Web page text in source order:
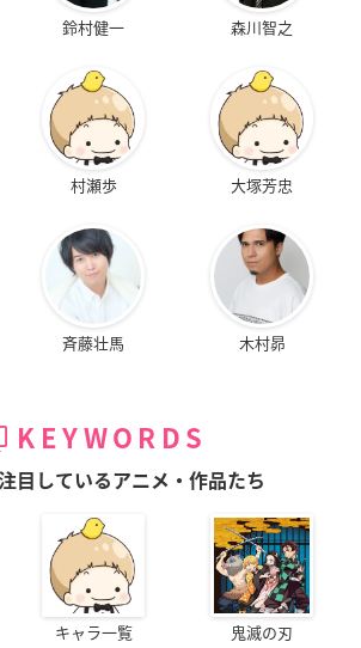
鈴村健一 森川智之
村瀬歩 大塚芳忠
斉藤壮馬 木村昴
KEYWORDS
目しているアニメ・作品たち
キャラ一覧 鬼滅の刃